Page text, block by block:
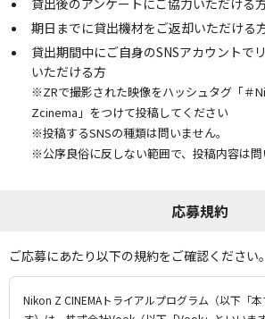
貸出後のアンケートにご協⼒いただける
期⽇までに貸出機材をご返却いただける
貸出期間中にご自身のSNSアカウントで
いただける方
※ZRで撮影された映像をハッシュタグ「＃
Zcinema」をつけて投稿してください
※投稿するSNSの種類は問いません。
※公序良俗に反しない範囲で、投稿内容は問
応募規約
ご応募にあたり以下の規約をご確認ください。
Nikon Z CINEMAトライアルプログラム（以下「